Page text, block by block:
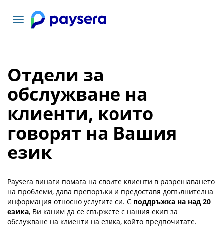
Включване
Отдели за
обслужване на
клиенти, които
говорят на Вашия
език
Paysera винаги помага на своите клиенти в разрешаването
на проблеми, дава препоръки и предоставя допълнителна
информация относно услугите си. С поддръжка на над 20
езика, Ви каним да се свържете с нашия екип за
обслужване на клиенти на езика, който предпочитате.